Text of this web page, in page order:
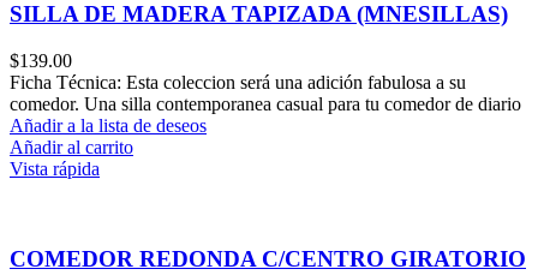
SILLA DE MADERA TAPIZADA (MNESILLAS)
$139.00
Ficha Técnica: Esta coleccion será una adición fabulosa a su
comedor. Una silla contemporanea casual para tu comedor de diario
Añadir a la lista de deseos
Añadir al carrito
Vista rápida
COMEDOR REDONDA C/CENTRO GIRATORIO